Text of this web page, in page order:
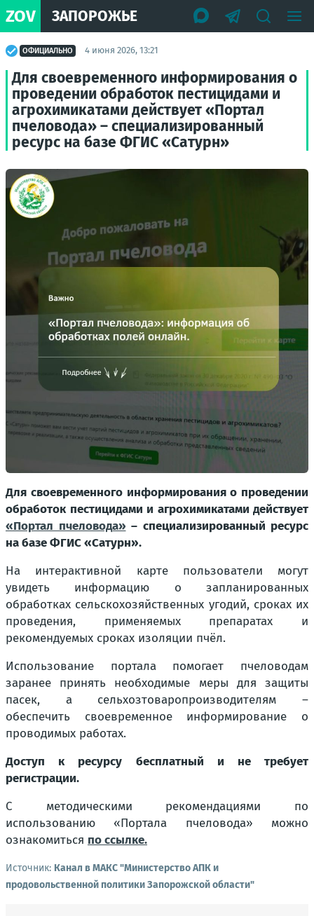
ZOV ЗАПОРОЖЬЕ
ОФИЦИАЛЬНО 4 июня 2026, 13:21
Для своевременного информирования о
проведении обработок пестицидами и
агрохимикатами действует «Портал
пчеловода» – специализированный
ресурс на базе ФГИС «Сатурн»
Для своевременного информирования о проведении
обработок пестицидами и агрохимикатами действует
«Портал пчеловода» – специализированный ресурс
на базе ФГИС «Сатурн».
На интерактивной карте пользователи могут
увидеть информацию о запланированных
обработках сельскохозяйственных угодий, сроках их
проведения, применяемых препаратах и
рекомендуемых сроках изоляции пчёл.
Использование портала помогает пчеловодам
заранее принять необходимые меры для защиты
пасек, а сельхозтоваропроизводителям –
обеспечить своевременное информирование о
проводимых работах.
Доступ к ресурсу бесплатный и не требует
регистрации.
С методическими рекомендациями по
использованию «Портала пчеловода» можно
ознакомиться по ссылке.
Источник: Канал в МАКС "Министерство АПК и
продовольственной политики Запорожской области"